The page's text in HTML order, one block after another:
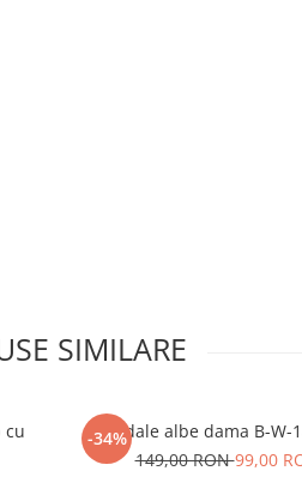
SIMILARE
cu
-34%
Sandale albe dama B-W-
149,00 RON99,00